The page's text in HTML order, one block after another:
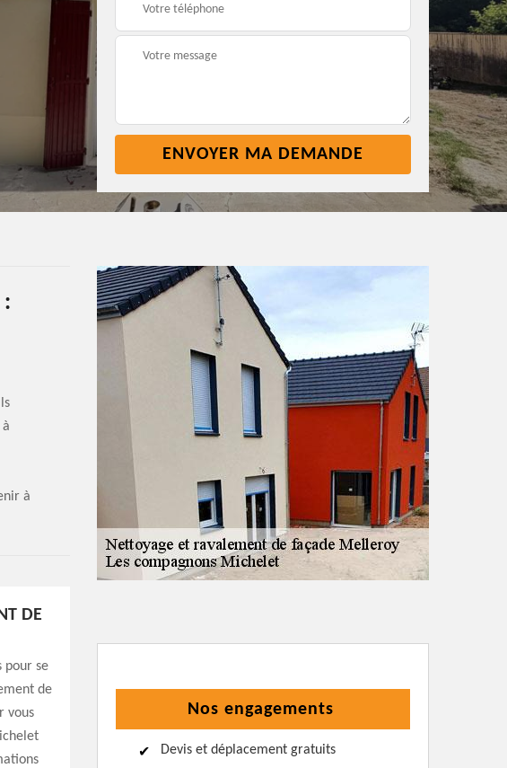
:
à
DE
pour se
de
vous
Nos engagements
Devis et déplacement gratuits